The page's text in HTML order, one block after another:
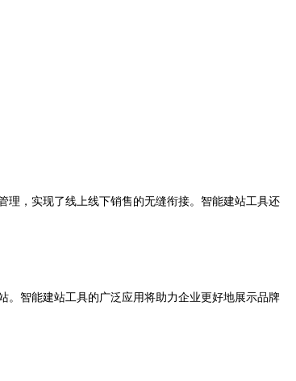
理，实现了线上线下销售的无缝衔接。智能建站工具还
智能建站工具的广泛应用将助力企业更好地展示品牌